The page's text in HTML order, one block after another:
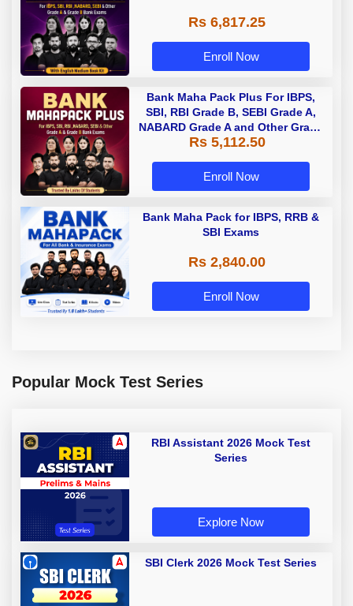
Rs 6,817.25
Enroll Now
Bank Maha Pack Plus For IBPS,
SBI, RBI Grade B, SEBI Grade A,
NABARD Grade A and Other Grade
A & Grade B Bank Exams
Rs 5,112.50
Enroll Now
Bank Maha Pack for IBPS, RRB &
SBI Exams
Rs 2,840.00
Enroll Now
Popular Mock Test Series
RBI Assistant 2026 Mock Test
Series
Explore Now
SBI Clerk 2026 Mock Test Series